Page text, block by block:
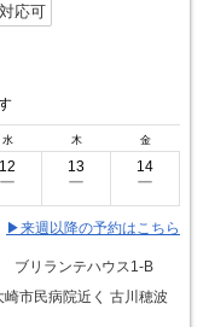
応可
水 木 金
12
ー
13
ー
14
ー
▶来週以降の予約はこちら
ブリランテハウス1-B
市民病院近く 古川穂波